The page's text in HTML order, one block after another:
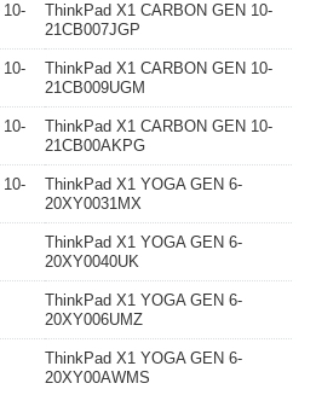
ThinkPad X1 CARBON GEN 10-
21CB007JGP
ThinkPad X1 CARBON GEN 10-
21CB009UGM
ThinkPad X1 CARBON GEN 10-
21CB00AKPG
ThinkPad X1 YOGA GEN 6-
20XY0031MX
ThinkPad X1 YOGA GEN 6-
20XY0040UK
ThinkPad X1 YOGA GEN 6-
20XY006UMZ
ThinkPad X1 YOGA GEN 6-
20XY00AWMS